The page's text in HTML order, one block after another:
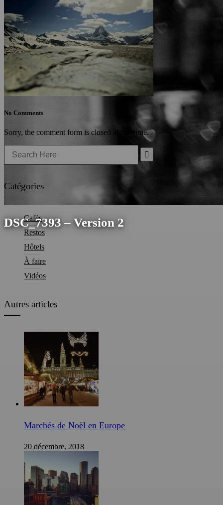
DSC_7393 – Version 2
No Comments
Sorry, the comment form is closed at this time.
for:
Catégories
Cafés
Restos
Hôtels
À faire
Vidéos
Autres articles
Marchés de Noël en Europe
20 décembre, 2018